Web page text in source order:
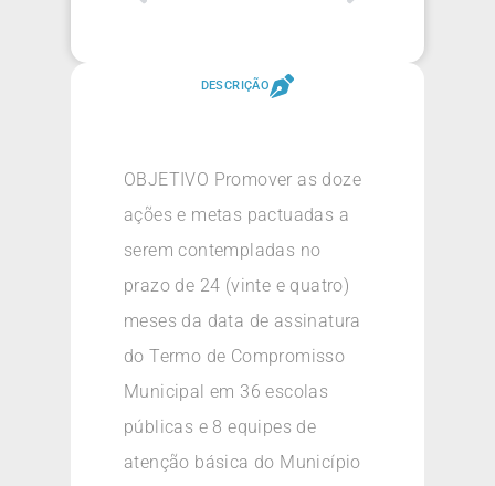
DESCRIÇÃO
OBJETIVO Promover as doze
ações e metas pactuadas a
serem contempladas no
prazo de 24 (vinte e quatro)
meses da data de assinatura
do Termo de Compromisso
Municipal em 36 escolas
públicas e 8 equipes de
atenção básica do Município